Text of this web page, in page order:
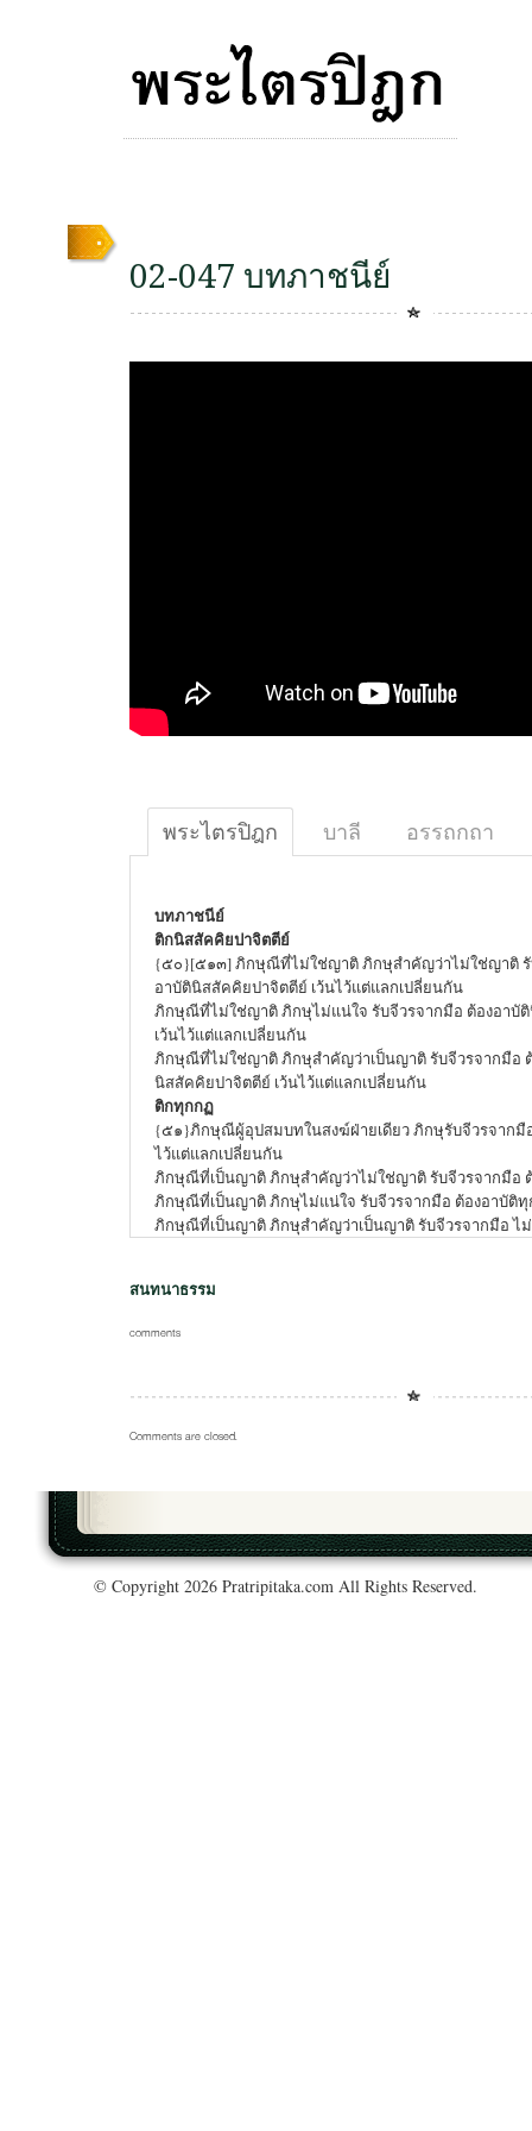
02-047 บทภาชนีย์
พระไตรปิฎก บาลี อรรถกถา
บทภาชนีย์
ติกนิสสัคคิยปาจิตตีย์
{๕๐}[๕๑๓] ภิกษุณีที่ไม่ใช่ญาติ ภิกษุสำคัญว่าไม่ใช่ญาติ รั
อาบัตินิสสัคคิยปาจิตตีย์ เว้นไว้แต่แลกเปลี่ยนกัน
ภิกษุณีที่ไม่ใช่ญาติ ภิกษุไม่แน่ใจ รับจีวรจากมือ ต้องอาบั
เว้นไว้แต่แลกเปลี่ยนกัน
ภิกษุณีที่ไม่ใช่ญาติ ภิกษุสำคัญว่าเป็นญาติ รับจีวรจากมือ
นิสสัคคิยปาจิตตีย์ เว้นไว้แต่แลกเปลี่ยนกัน
ติกทุกกฏ
{๕๑}ภิกษุณีผู้อุปสมบทในสงฆ์ฝ่ายเดียว ภิกษุรับจีวรจากมื
ไว้แต่แลกเปลี่ยนกัน
ภิกษุณีที่เป็นญาติ ภิกษุสำคัญว่าไม่ใช่ญาติ รับจีวรจากมือ
ภิกษุณีที่เป็นญาติ ภิกษุไม่แน่ใจ รับจีวรจากมือ ต้องอาบัติ
ภิกษุณีที่เป็นญาติ ภิกษุสำคัญว่าเป็นญาติ รับจีวรจากมือ ไ
สนทนาธรรม
comments
Comments are closed.
© Copyright 2026 Pratripitaka.com All Rights Reserved.